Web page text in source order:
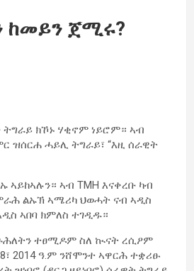
ከመይን ጀሚሩ?
ትግራይ ክኾኑ ሃቂኖም ነይሮም። ኣብ
ዝሰርሐ ሓይሊ ትግራይ፣ “እዚ ሰራዊት
ኣብ TMH እናቀረቡ ካብ
ልኡኽ ኣሜሪካ ህወሓት ናብ ኣዲስ
ኣበባ ክምለስ ተገዲዱ።
ተፀሚዶም ስለ ኲናት ረሲዖም
2014 ዓ.ም ንሸሞንተ ኣዋርሕ ተቋሪፁ